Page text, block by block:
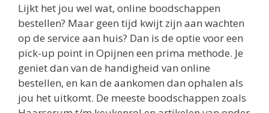
Lijkt het jou wel wat, online boodschappen
bestellen? Maar geen tijd kwijt zijn aan wachten
op de service aan huis? Dan is de optie voor een
pick-up point in Opijnen een prima methode. Je
geniet dan van de handigheid van online
bestellen, en kan de aankomen dan ophalen als
jou het uitkomt. De meeste boodschappen zoals